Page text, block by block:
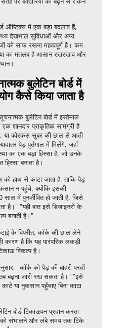
ऑप्टिक्स में एक बड़ा बदलाव हैं,
देखभाल सुविधाओं और अन्य
को साफ रखना महत्वपूर्ण है। कम
का मतलब है आसान रखरखाव और
बुलेटिन बोर्डमें
कैसे किया जाता है
बुलेटिन बोर्डमें इस्तेमाल
एक शानदार प्राकृतिक सामग्री है
क्वेरकस सुबर की छाल से आती
पेड़ पुर्तगाल में मिलेंगे, जहाँ
का एक बड़ा हिस्सा है, जो उनके
हिस्सा बनाता है।
हाथ से काटा जाता है, ताकि पेड़
न पहुंचे, क्योंकि इसकी
साल में पुनर्जीवित हो जाती है, जिसे
है।" "यही बात इसे डिजाइनरों के
बनाती है।"
के विपरीत, कॉर्क की छाल लेने
कारण है कि यह पारंपरिक लकड़ी
विकल्प है।
"कॉर्क को पेड़ की बाहरी परतों
बढ़ना जारी रख सकता है।" "इसे
या नुकसान पहुँचाए बिना काटा
बोर्ड टिकाऊपन प्रदान करता
को संभालने और लंबे समय तक टिके